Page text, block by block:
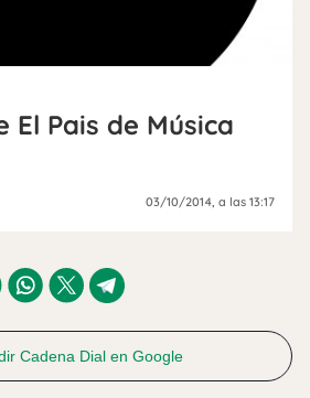
El Pais de Música
03/10/2014 , a las 13:17
Cadena Dial en Google